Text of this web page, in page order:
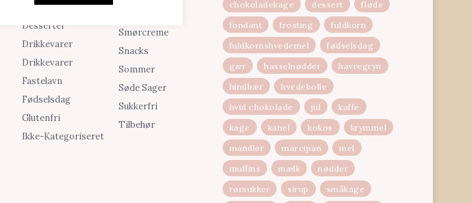
Småkager
Desserter
Drikkevarer
Drikkevarer
Fastelavn
Fødselsdag
Glutenfri
Ikke-Kategoriseret
Smørcreme
Snacks
Sommer
Søde Sager
Sukkerfri
Tilbehør
chokoladekage
dessert
fløde
fondant
frosting
fuldkorn
fuldkornshvedemel
fødselsdag
gær
hasselnødder
havregryn
hindbær
hvedebolle
hvid chokolade
jul
kaffe
kage
kanel kokos
krymmel
mandler
marcipan
mel
muffins
mælk
nødder
rørsukker
sirup
småkage